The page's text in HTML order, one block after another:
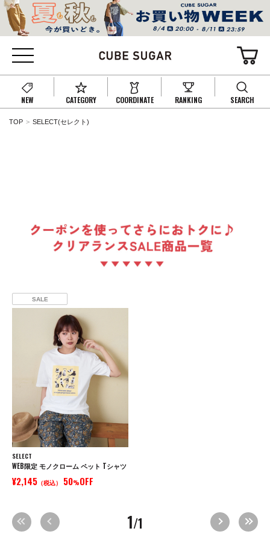
NEW CATEGORY COORDINATE RANKING SEARCH
TOP SELECT(セレクト)
SALE
SELECT
WEB限定 モノクローム ペット Tシャツ
¥2,145 （税込） 50%OFF
1/1